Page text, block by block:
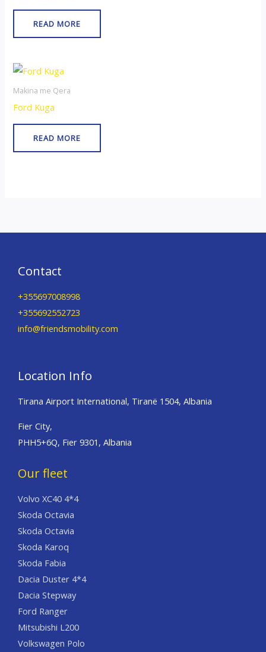
READ MORE
Makina me Qera
Ford Kuga
READ MORE
Contact
+355697008998
+355692552723
info@friendsmobility.com
Location Info
Tirana Airport International, Tiranë 1504, Albania
Fier City,
PHH5+6Q, Fier 9301, Albania
Our fleet
Volvo XC40 4*4
Skoda Octavia
Skoda Octavia
Skoda Karoq
Skoda Fabia
Dacia Duster 4*4
Dacia Stepway
Ford Ranger
Mitsubishi L200
Volkswagen Polo